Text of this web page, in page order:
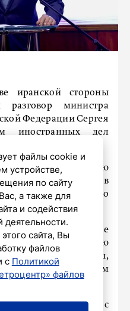
иранской стороны
разговор министра
Федерации Сергея
иностранных дел
Аббасом Аракчи.
силовую акцию
предпринятую в
международного
и далее
по урегулированию
ядерной программы,
между Ираном
России.
в связи с
файлы cookie и
устройстве,
по сайту
а также для
и содействия
деятельности.
сайта, Вы
файлов
с Политикой
файлов